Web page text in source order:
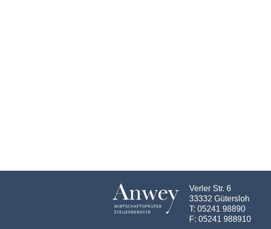
Verler Str. 6
33332 Gütersloh
T: 05241 98890
F: 05241 988910